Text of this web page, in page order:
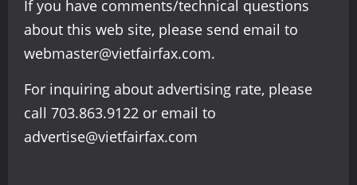
If you have comments/technical questions
about this web site, please send email to
webmaster@vietfairfax.com.
For inquiring about advertising rate, please
call 703.863.9122 or email to
advertise@vietfairfax.com